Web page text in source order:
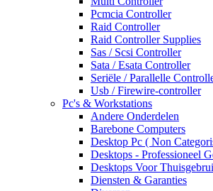
Pcmcia Controller
Raid Controller
Raid Controller Supplies
Sas / Scsi Controller
Sata / Esata Controller
Seriële / Parallelle
Usb / Firewire-controller
Pc's & Workstations
Andere Onderdelen
Barebone Computers
Desktop Pc ( Non
Desktops - Professioneel
Desktops Voor
Diensten & Garanties